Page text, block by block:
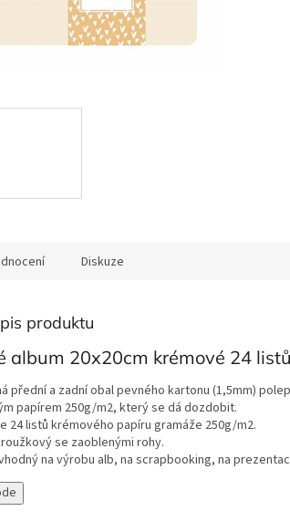
Diskuze
produktu
album 20x20cm krémové 24 listů
přední a zadní obal pevného kartonu (1,5mm)
papírem 250g/m2, který se dá dozdobit.
24 listů krémového papíru gramáže 250g/m2.
se zaoblenými rohy.
na výrobu alb, na scrapbooking, na